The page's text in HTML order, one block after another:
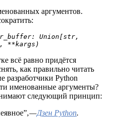
аргументов.
Union[str,
**kargs)
всё равно придётся
как правильно читать
Python
именованные аргументы?
следующий принцип:
—Дзен Python.